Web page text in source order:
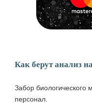
Как берут анализ
Забор биологического
персонал.